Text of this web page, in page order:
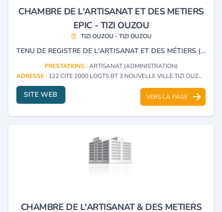
CHAMBRE DE L'ARTISANAT ET DES METIERS
EPIC - TIZI OUZOU
TIZI OUZOU - TIZI OUZOU
TENU DE REGISTRE DE L'ARTISANAT ET DES MÉTIERS ( RAM ) ET PROMOUVOIR L'ARTISANAT TRADITIONNEL.
PRESTATIONS :ARTISANAT (ADMINISTRATION)
ADRESSE : 122 CITE 2000 LOGTS BT 3 NOUVELLE VILLE TIZI OUZOU - TIZI OUZOU
SITE WEB VERS LA PAGE
CHAMBRE DE L'ARTISANAT & DES METIERS